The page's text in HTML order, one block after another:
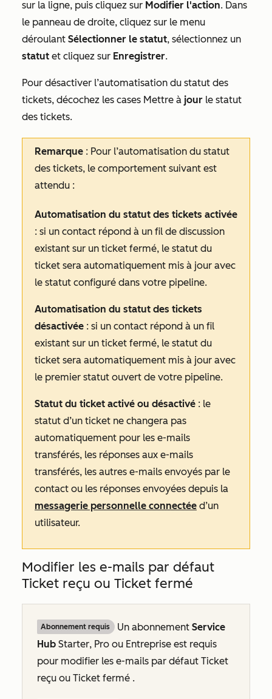
sur la ligne, puis cliquez sur Modifier l'action. Dans
le panneau de droite, cliquez sur le menu
déroulant Sélectionner le statut, sélectionnez un
statut et cliquez sur Enregistrer.
Pour désactiver l’automatisation du statut des
tickets, décochez les cases Mettre à jour le statut
des tickets.
Remarque : Pour l’automatisation du statut
des tickets, le comportement suivant est
attendu :
Automatisation du statut des tickets activée
: si un contact répond à un fil de discussion
existant sur un ticket fermé, le statut du
ticket sera automatiquement mis à jour avec
le statut configuré dans votre pipeline.
Automatisation du statut des tickets
désactivée : si un contact répond à un fil
existant sur un ticket fermé, le statut du
ticket sera automatiquement mis à jour avec
le premier statut ouvert de votre pipeline.
Statut du ticket activé ou désactivé : le
statut d’un ticket ne changera pas
automatiquement pour les e-mails
transférés, les réponses aux e-mails
transférés, les autres e-mails envoyés par le
contact ou les réponses envoyées depuis la
messagerie personnelle connectée d’un
utilisateur.
Modifier les e-mails par défaut
Ticket reçu ou Ticket fermé
Abonnement requis Un abonnement Service
Hub Starter, Pro ou Entreprise est requis
pour modifier les e-mails par défaut Ticket
reçu ou Ticket fermé .